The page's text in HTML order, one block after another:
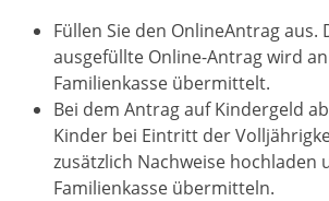
Füllen Sie den OnlineAntrag aus.
ausgefüllte Online-Antrag wird
Familienkasse übermittelt.
Bei dem Antrag auf Kindergeld
Kinder bei Eintritt der
zusätzlich Nachweise hochladen
Familienkasse übermitteln.